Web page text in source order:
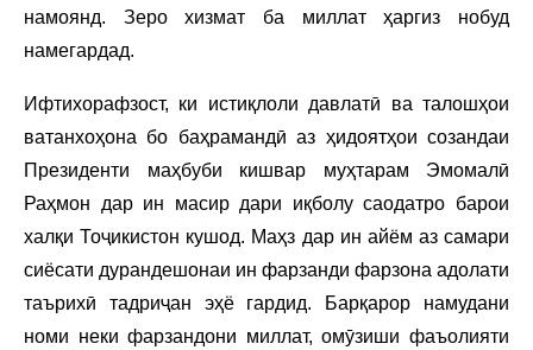
намоянд. Зеро хизмат ба миллат ҳаргиз нобуд
намегардад.
Ифтихорафзост, ки истиқлоли давлатӣ ва талошҳои
ватанхоҳона бо баҳрамандӣ аз ҳидоятҳои созандаи
Президенти маҳбуби кишвар муҳтарам Эмомалӣ
Раҳмон дар ин масир дари иқболу саодатро барои
халқи Тоҷикистон кушод. Маҳз дар ин айём аз самари
сиёсати дурандешонаи ин фарзанди фарзона адолати
таърихӣ тадриҷан эҳё гардид. Барқарор намудани
номи неки фарзандони миллат, омӯзиши фаъолияти